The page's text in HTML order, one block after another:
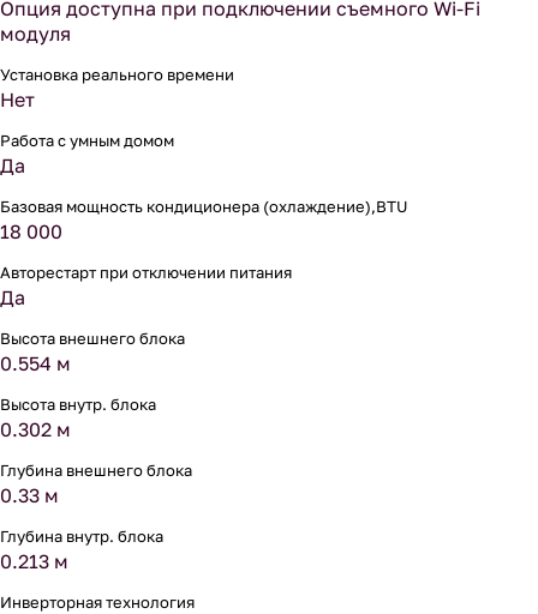
Опция доступна при подключении съемного Wi-Fi
модуля
Установка реального времени
Нет
Работа с умным домом
Да
Базовая мощность кондиционера (охлаждение),BTU
18 000
Авторестарт при отключении питания
Да
Высота внешнего блока
0.554 м
Высота внутр. блока
0.302 м
Глубина внешнего блока
0.33 м
Глубина внутр. блока
0.213 м
Инверторная технология